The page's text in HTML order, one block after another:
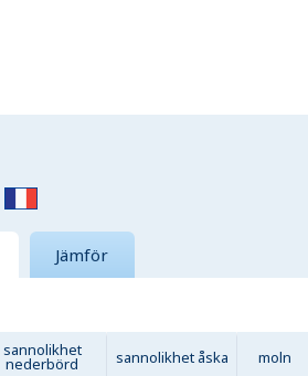
Jämför
sannolikhet
nederbörd sannolikhet åska moln